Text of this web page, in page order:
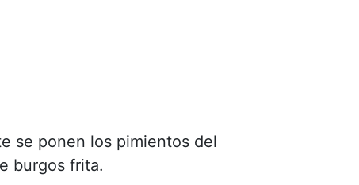
se ponen los pimientos del
burgos frita.